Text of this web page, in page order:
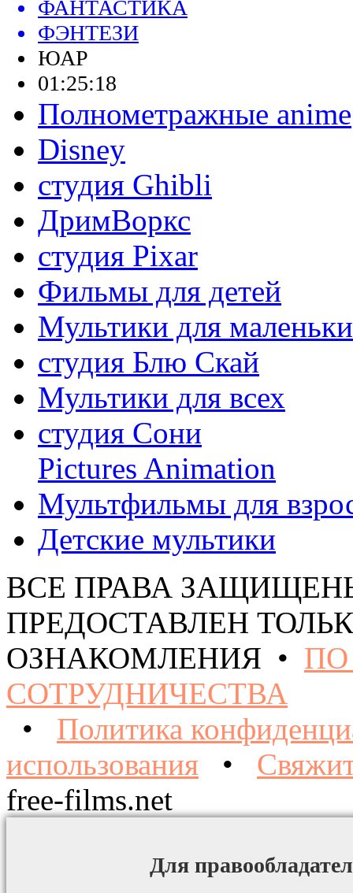
ФАНТАСТИКА
ФЭНТЕЗИ
ЮАР
01:25:18
Полнометражные anime
Disney
студия Ghibli
ДримВоркс
студия Pixar
Фильмы для детей
Мультики для
студия Блю Скай
Мультики для всех
студия Сони
Pictures Animation
Мультфильмы для
Детские мультики
ВСЕ ПРАВА
ПРЕДОСТАВЛЕН
ОЗНАКОМЛЕНИЯ •
СОТРУДНИЧЕСТВА
• Политика
использования •
free-films.net
Для